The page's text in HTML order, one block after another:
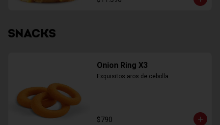
SNACKS
Onion Ring X3
Exquisitos aros de cebolla
$790